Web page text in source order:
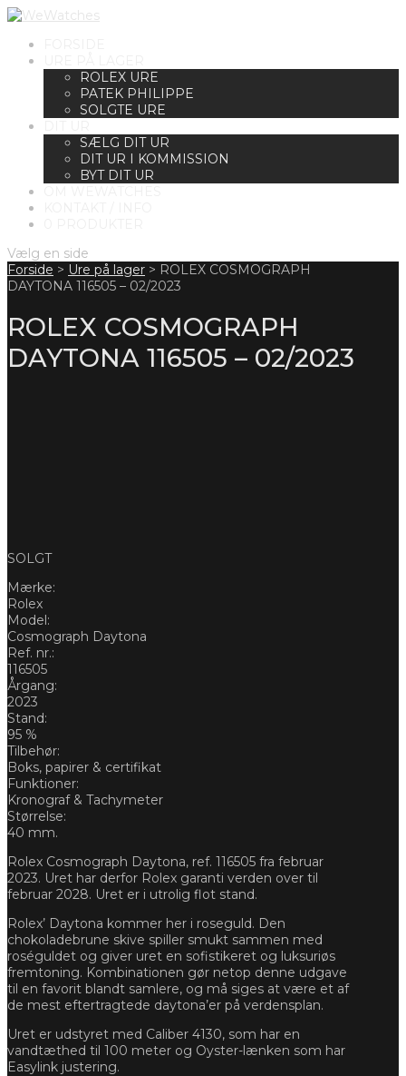
ROLEX URE
PATEK PHILIPPE
SOLGTE URE
SÆLG DIT UR
DIT UR I KOMMISSION
BYT DIT UR
Vælg en side
Forside > Ure på lager > ROLEX COSMOGRAPH
DAYTONA 116505 – 02/2023
ROLEX COSMOGRAPH
DAYTONA 116505 – 02/2023
SOLGT
Mærke:
Rolex
Model:
Cosmograph Daytona
Ref. nr.:
116505
Årgang:
2023
Stand:
95 %
Tilbehør:
Boks, papirer & certifikat
Funktioner:
Kronograf & Tachymeter
Størrelse:
40 mm.
Rolex Cosmograph Daytona, ref. 116505 fra februar
2023. Uret har derfor Rolex garanti verden over til
februar 2028. Uret er i utrolig flot stand.
Rolex’ Daytona kommer her i roseguld. Den
chokoladebrune skive spiller smukt sammen med
roséguldet og giver uret en sofistikeret og luksuriøs
fremtoning. Kombinationen gør netop denne udgave
til en favorit blandt samlere, og må siges at være et af
de mest eftertragtede daytona’er på verdensplan.
Uret er udstyret med Caliber 4130, som har en
vandtæthed til 100 meter og Oyster-lænken som har
Easylink justering.